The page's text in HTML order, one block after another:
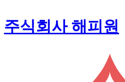
주식회사 해피원